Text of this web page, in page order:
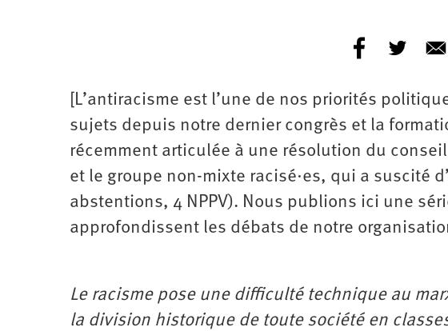
[L’antiracisme est l’une de nos priorités
sujets depuis notre dernier congrès et la
récemment articulée à une résolution du
et le groupe non-mixte racisé·es, qui a suscité
abstentions, 4 NPPV). Nous publions ici une
approfondissent les débats de notre
Le racisme pose une difficulté technique au
la division historique de toute société en